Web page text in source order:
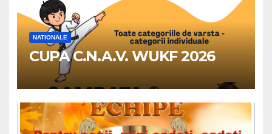
NATIONALE
CUPA C.N.A.V. WUKF 2026